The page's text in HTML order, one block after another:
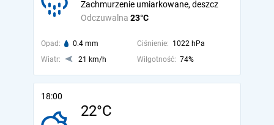
Odczuwalna 23°C
Zachmurzenie umiarkowane, deszcz
Opad: 0.4 mm Ciśnienie: 1022 hPa
Wiatr:
21 km/h Wilgotność: 74%
18:00
22°C